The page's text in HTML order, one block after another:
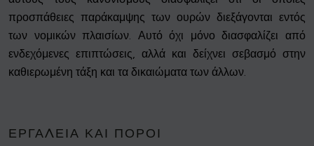
προσπάθειες παράκαμψης των ουρών διεξάγονται εντός
των νομικών πλαισίων. Αυτό όχι μόνο διασφαλίζει από
ενδεχόμενες επιπτώσεις, αλλά και δείχνει σεβασμό στην
καθιερωμένη τάξη και τα δικαιώματα των άλλων.
ΕΡΓΑΛΕΊΑ ΚΑΙ ΠΌΡΟΙ